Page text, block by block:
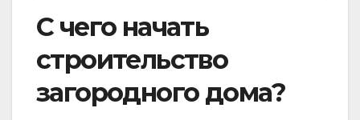
С чего начать
строительство
загородного дома?